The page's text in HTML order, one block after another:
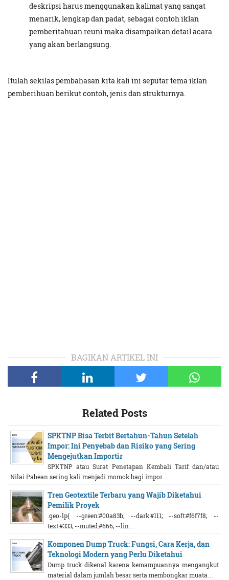
deskripsi harus menggunakan kalimat yang sangat
menarik, lengkap dan padat, sebagai contoh iklan
pemberitahuan reuni maka disampaikan detail acara
yang akan berlangsung.
Itulah sekilas pembahasan kita kali ini seputar tema iklan
pemberihuan berikut contoh, jenis dan strukturnya.
BAGIKAN ARTIKEL INI
Related Posts
SPKTNP Bisa Terbit Bertahun-Tahun Setelah
Impor: Ini Penyebab dan Risiko yang Sering
Mengejutkan Importir
SPKTNP atau Surat Penetapan Kembali Tarif dan/atau
Nilai Pabean sering kali menjadi momok bagi impor…
Tren Geotextile Terbaru yang Wajib Diketahui
Pemilik Proyek
.geo-lp{ --green:#00a83b; --dark:#111; --soft:#f6f7f8; --
text:#333; --muted:#666; --lin…
Komponen Dump Truck: Fungsi, Cara Kerja, dan
Teknologi Modern yang Perlu Diketahui
Dump truck dikenal karena kemampuannya mengangkut
material dalam jumlah besar serta membongkar muata…